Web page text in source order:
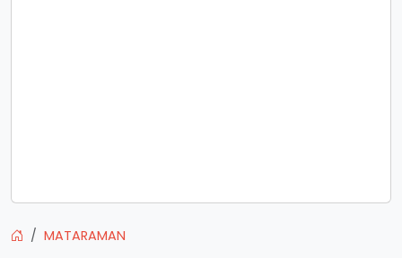
MATARAMAN